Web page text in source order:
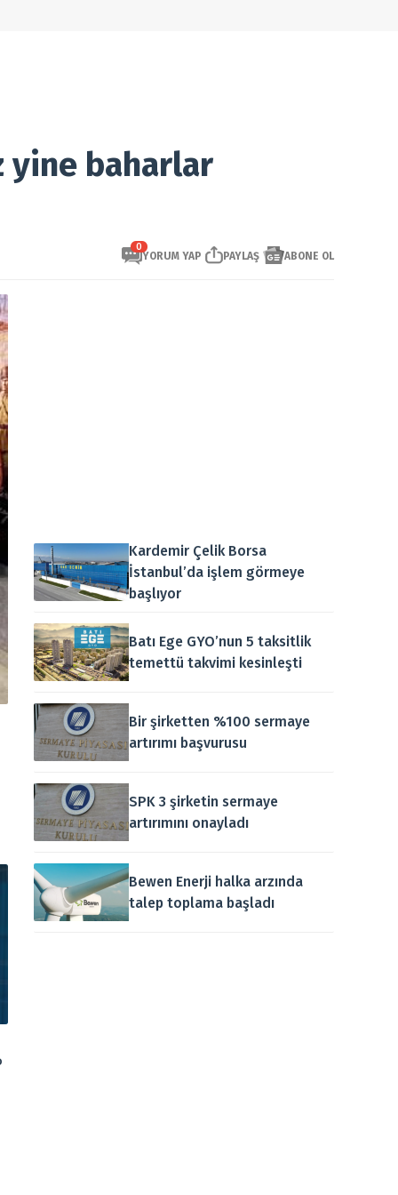
yine baharlar
0
YORUM YAP PAYLAŞ ABONE OL
Kardemir Çelik Borsa
İstanbul’da işlem görmeye
başlıyor
Batı Ege GYO’nun 5 taksitlik
temettü takvimi kesinleşti
Bir şirketten %100 sermaye
artırımı başvurusu
SPK 3 şirketin sermaye
artırımını onayladı
Bewen Enerji halka arzında
talep toplama başladı